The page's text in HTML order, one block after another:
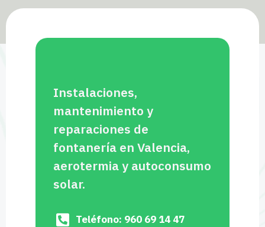
Instalaciones,
mantenimiento y
reparaciones de
fontanería en Valencia,
aerotermia y autoconsumo
solar.
Teléfono: 960 69 14 47